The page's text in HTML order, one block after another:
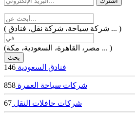
( شركة سياحة، شركة نقل، فنادق ... )
(مصر، القاهرة، السعودية، مكة ... )
فنادق السعودية 146
شركات سياحة العمرة 858
شركات حافلات النقل 67